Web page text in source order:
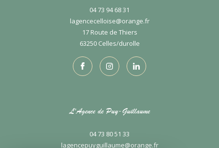
04 73 94 68 31
lagencecelloise@orange.fr
17 Route de Thiers
63250 celles/durolle
L'Agence de Puy-Guillaume
04 73 80 51 33
lagencepuyguillaume@orange.fr